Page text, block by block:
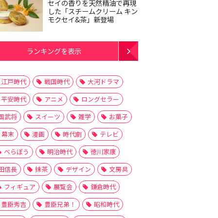
セイの香りを天然精油で再現
した「スチームクリーム キン
モクセイ&茶」新登場
ランキングを表示
江戸時代 戦国時代
大河ドラマ
平安時代
アニメ
ロングセラー
武将
スイーツ 雑学
お菓子
幕末
漫画 時代劇
テレビ
べらぼう
明治時代
徳川家康
信長
抹茶 デザイン
文房具
フィギュア
展覧会
鎌倉時代
豊臣秀吉
豊臣兄弟！
昭和時代